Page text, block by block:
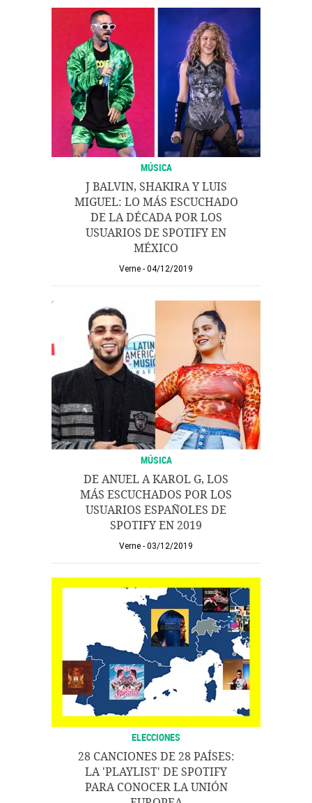
MÚSICA
J BALVIN, SHAKIRA Y LUIS
MIGUEL: LO MÁS ESCUCHADO
DE LA DÉCADA POR LOS
USUARIOS DE SPOTIFY EN
MÉXICO
Verne 04/12/2019
MÚSICA
DE ANUEL A KAROL G, LOS
MÁS ESCUCHADOS POR LOS
USUARIOS ESPAÑOLES DE
SPOTIFY EN 2019
Verne 03/12/2019
ELECCIONES
28 CANCIONES DE 28 PAÍSES:
LA 'PLAYLIST' DE SPOTIFY
PARA CONOCER LA UNIÓN